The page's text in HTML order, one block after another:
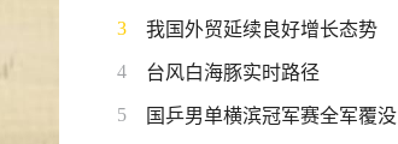
3 我国外贸延续良好增长态势
4 台风白海豚实时路径
5 国乒男单横滨冠军赛全军覆没